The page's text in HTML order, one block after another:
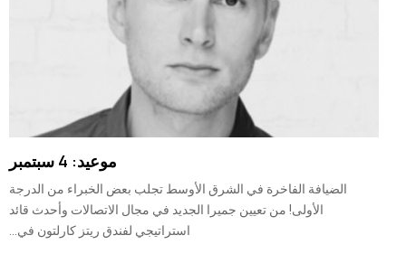
موعيد: 4 سبتمبر
الضيافة الفاخرة في الشرق الأوسط تجلب بعض الخبراء من الدرجة
الأولى! من تعيين جميرا الجديد في مجال الاتصالات وأحدث قائد
استراتيجي لفندق ريتز كارلتون في...